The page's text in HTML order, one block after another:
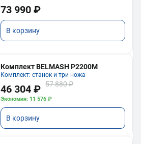
73 990 ₽
В корзину
Комплект BELMASH P2200M
Комплект: станок и три ножа
46 304 ₽ 57 880 ₽
Экономия: 11 576 ₽
В корзину